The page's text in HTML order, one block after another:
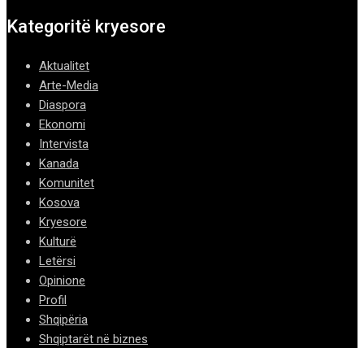
Kategoritë kryesore
Aktualitet
Arte-Media
Diaspora
Ekonomi
Intervista
Kanada
Komunitet
Kosova
Kryesore
Kulturë
Letërsi
Opinione
Profil
Shqipëria
Shqiptarët në biznes